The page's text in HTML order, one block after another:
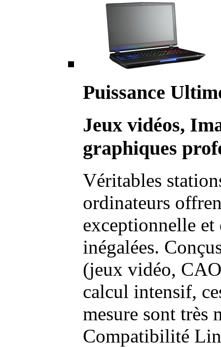
Puissance
Jeux vidéos,
graphiques
Véritables
ordinateurs
exceptionnelle et
inégalées.
(jeux vidéo,
calcul intensif,
mesure sont très
Compatibilité